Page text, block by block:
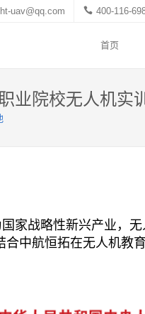
ht-uav@qq.com 400-116-
首页
业院校无人机实
国家战略性新兴产业，
中航恒拓在无人机教